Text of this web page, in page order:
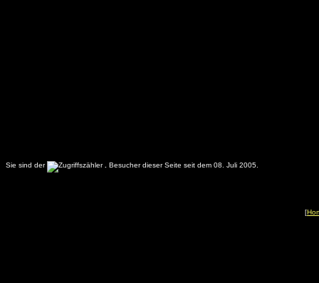
Sie sind der . Besucher dieser Seite seit dem 08. Juli 2005.
[